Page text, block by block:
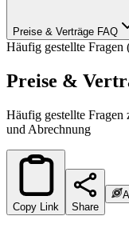
Preise & Verträge FAQ
Häufig gestellte Fragen
Preise &
Häufig gestellte Fragen
und Abrechnung
Copy Link Share